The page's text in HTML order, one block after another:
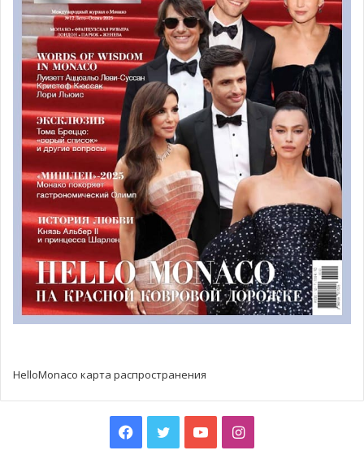
@ pikrepo.com
Ралли Монте-Карло: раскрыт новый маршрут к 110-
летию гонки
Автомобильный клуб Монако обнародовал маршрут 89-
го Ралли Монте-Карло, запланированного на январь
следующего года. Этот выпуск также знаменует
примечательную 110-ю годовщину события,
намеченную на 21-24 января 2021 года. Маршрут,
открывающий Чемпионат мира по ралли (WRC), будет
весьма отличаться по сравнению с этим годом.
HelloMonaco карта распространения
Facebook
TwitterYouTubeInstagram